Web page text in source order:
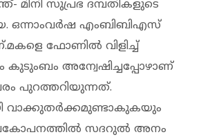
മിനി സുപ്രഭ ദമ്പതികളുടെ
ഒന്നാംവര്‍ഷ എംബിബിഎസ്
ഫോണില്‍ വിളിച്ച്
കുടുംബം അന്വേഷിച്ചപ്പോഴാണ്
പുറത്തറിയുന്നത്.
വാക്കുതർക്കമുണ്ടാകുകയും
പ്രകോപനത്തില്‍ സദറുല്‍ അനം